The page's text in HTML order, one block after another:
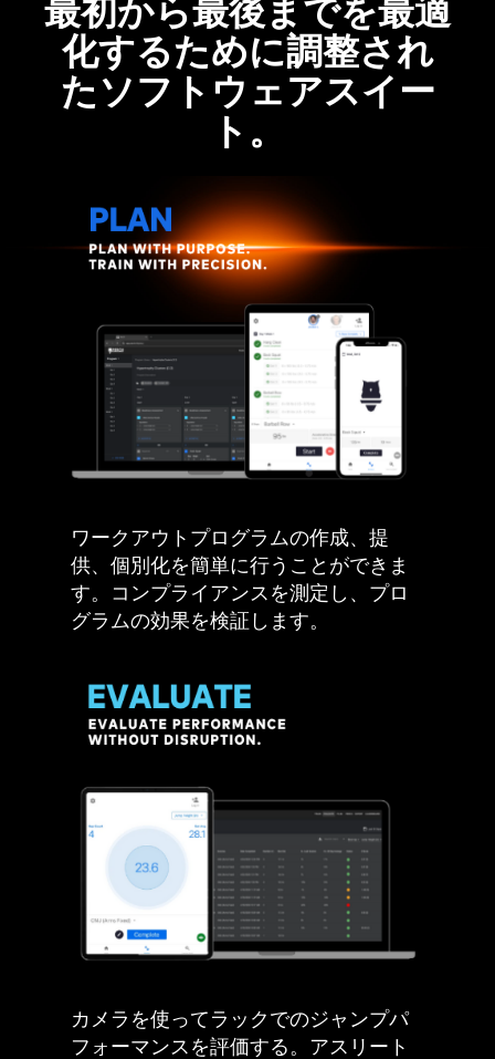
最初から最後までを最適
化するために調整され
た ソフトウェアスイー
ト 。
ワークアウトプログラムの作成、提
供、個別化を簡単に行うことができま
す。コンプライアンスを測定し、プロ
グラムの効果を検証します。
カメラを使ってラックでのジャンプパ
フォーマンスを評価する。アスリート